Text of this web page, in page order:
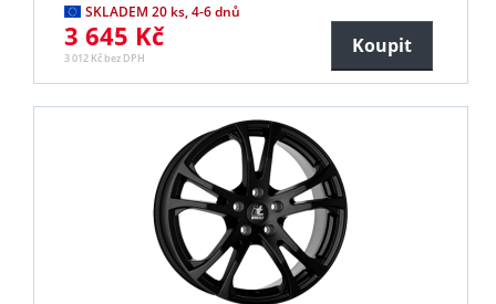
SKLADEM 20 ks, 4-6 dnů
3 645 Kč
3 012 Kč bez DPH
Koupit